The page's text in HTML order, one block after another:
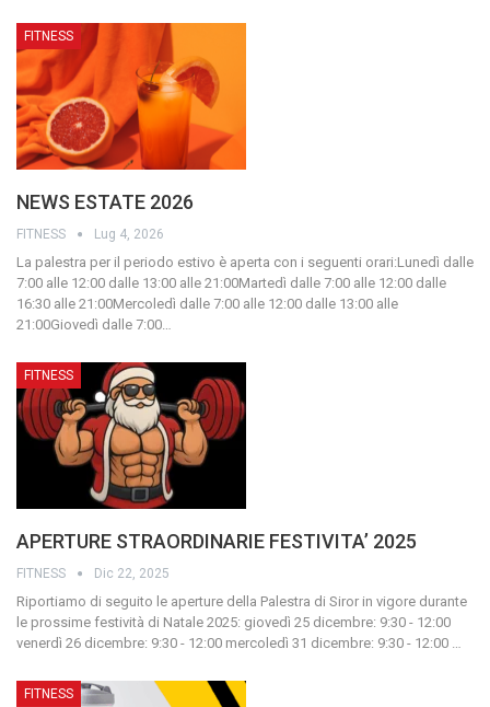
FITNESS
NEWS ESTATE 2026
FITNESS Lug 4, 2026
La palestra per il periodo estivo è aperta con i seguenti orari:Lunedì dalle
7:00 alle 12:00 dalle 13:00 alle 21:00Martedì dalle 7:00 alle 12:00 dalle
16:30 alle 21:00Mercoledì dalle 7:00 alle 12:00 dalle 13:00 alle
21:00Giovedì dalle 7:00…
FITNESS
APERTURE STRAORDINARIE FESTIVITA’ 2025
FITNESS Dic 22, 2025
Riportiamo di seguito le aperture della Palestra di Siror in vigore durante
le prossime festività di Natale 2025: giovedì 25 dicembre: 9:30 - 12:00
venerdì 26 dicembre: 9:30 - 12:00 mercoledì 31 dicembre: 9:30 - 12:00 …
FITNESS